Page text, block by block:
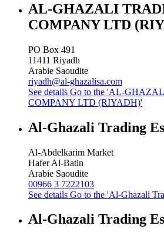
AL-GHAZALI
COMPANY LTD
PO Box 491
11411 Riyadh
Arabie Saoudite
riyadh@al-ghazalisa.com
See details Go to the 'AL-
COMPANY LTD (RIYADH)'
Al-Ghazali Trading
Al-Abdelkarim Market
Hafer Al-Batin
Arabie Saoudite
00966 3 7222103
See details Go to the 'Al-Ghazali
Al-Ghazali Trading